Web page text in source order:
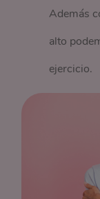
Además
alto
ejercicio.